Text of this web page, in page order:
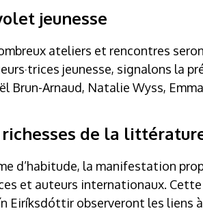
jeunesse
ateliers et rencontres
jeunesse, signalons la
Brun-Arnaud, Natalie Wyss,
richesses de la
d’habitude, la manifestation
et auteurs internationaux. Cette
Eiríksdóttir observeront les liens